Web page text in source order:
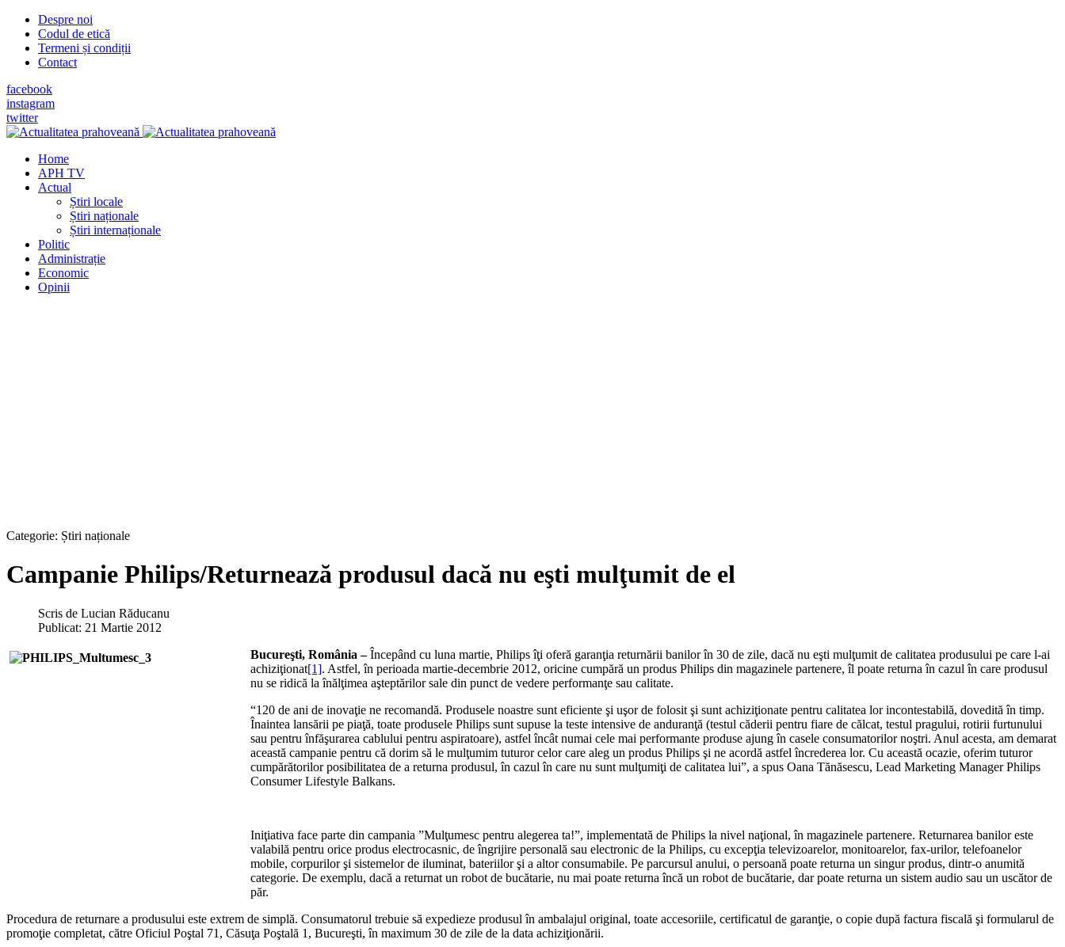
Despre noi
Codul de etică
Termeni și condiții
Contact
facebook
instagram
twitter
Home
APH TV
Actual
Știri locale
Știri naționale
Știri internaționale
Politic
Administrație
Economic
Opinii
Categorie: Știri naționale
Campanie Philips/Returnează produsul dacă nu eşti mulţumit de el
Scris de Lucian Răducanu
Publicat: 21 Martie 2012
Bucureşti, România –Începând cu luna martie, Philips îţi oferă garanţia returnării banilor în 30 de zile, dacă nu eşti mulţumit de calitatea produsului pe care l-ai
achiziţionat[1]. Astfel, în perioada martie-decembrie 2012, oricine cumpără un produs Philips din magazinele partenere, îl poate returna în cazul în care produsul
nu se ridică la înălţimea aşteptărilor sale din punct de vedere performanţe sau calitate.
“120 de ani de inovaţie ne recomandă. Produsele noastre sunt eficiente şi uşor de folosit şi sunt achiziţionate pentru calitatea lor incontestabilă, dovedită în timp.
Înaintea lansării pe piaţă, toate produsele Philips sunt supuse la teste intensive de anduranţă (testul căderii pentru fiare de călcat, testul pragului, rotirii furtunului
sau pentru înfăşurarea cablului pentru aspiratoare), astfel încât numai cele mai performante produse ajung în casele consumatorilor noştri. Anul acesta, am demarat
această campanie pentru că dorim să le mulţumim tuturor celor care aleg un produs Philips şi ne acordă astfel încrederea lor. Cu această ocazie, oferim tuturor
cumpărătorilor posibilitatea de a returna produsul, în cazul în care nu sunt mulţumiţi de calitatea lui”, a spus Oana Tănăsescu, Lead Marketing Manager Philips
Consumer Lifestyle Balkans.
Iniţiativa face parte din campania ”Mulţumesc pentru alegerea ta!”, implementată de Philips la nivel naţional, în magazinele partenere. Returnarea banilor este
valabilă pentru orice produs electrocasnic, de îngrijire personală sau electronic de la Philips, cu excepţia televizoarelor, monitoarelor, fax-urilor, telefoanelor
mobile, corpurilor şi sistemelor de iluminat, bateriilor şi a altor consumabile. Pe parcursul anului, o persoană poate returna un singur produs, dintr-o anumită
categorie. De exemplu, dacă a returnat un robot de bucătarie, nu mai poate returna încă un robot de bucătarie, dar poate returna un sistem audio sau un uscător de
păr.
Procedura de returnare a produsului este extrem de simplă. Consumatorul trebuie să expedieze produsul în ambalajul original, toate accesoriile, certificatul de garanţie, o copie după factura fiscală şi formularul de
promoţie completat, către Oficiul Poştal 71, Căsuţa Poştală 1, Bucureşti, în maximum 30 de zile de la data achiziţionării.